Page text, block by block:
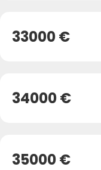
33000 €
34000 €
35000 €